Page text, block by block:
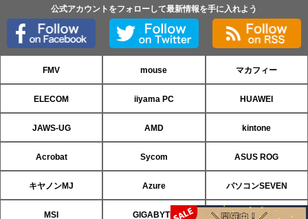
公式アカウントをフォローして最新情報を手に入れよう
FMV mouse マカフィー
ELECOM iiyama PC HUAWEI
JAWS-UG AMD kintone
Acrobat Sycom ASUS ROG
キヤノンMJ Azure パソコンSEVEN
MSI GIGABYTE ASRock